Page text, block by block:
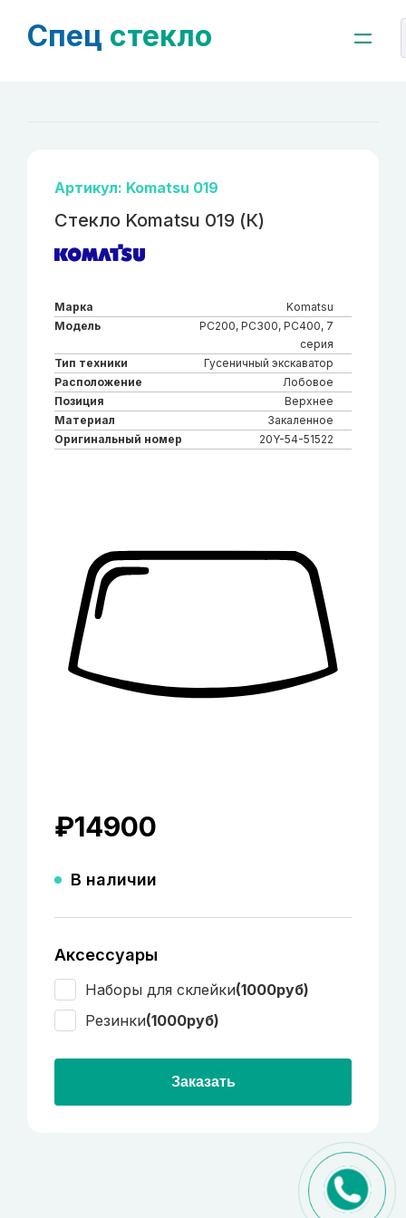
Спец стекло
Артикул: Komatsu 019
Стекло Komatsu 019 (К)
Марка
Komatsu
Модель
PC200, PC300, PC400, 7
серия
Тип техники
Гусеничный экскаватор
Расположение
Лобовое
Позиция
Верхнее
Материал
Закаленное
Оригинальный номер
20Y-54-51522
₽14900
В наличии
Аксессуары
Наборы для склейки(1000руб)
Резинки(1000руб)
Заказать